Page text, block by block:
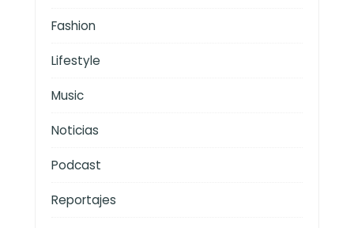
Fashion
Lifestyle
Music
Noticias
Podcast
Reportajes